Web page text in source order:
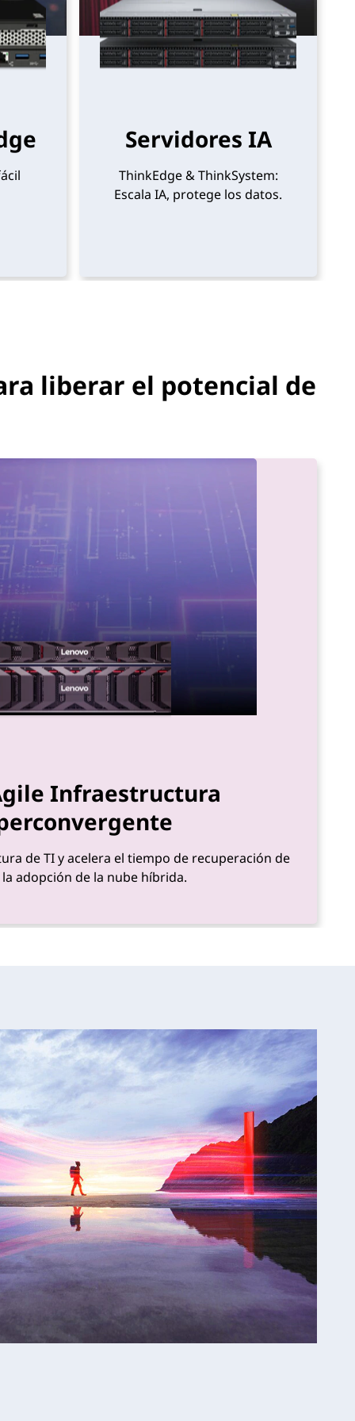
Servidores IA
ThinkEdge & ThinkSystem:
Escala IA, protege los datos.
liberar el potencial de
Infraestructura
de TI y acelera el tiempo de recuperación de
adopción de la nube híbrida.